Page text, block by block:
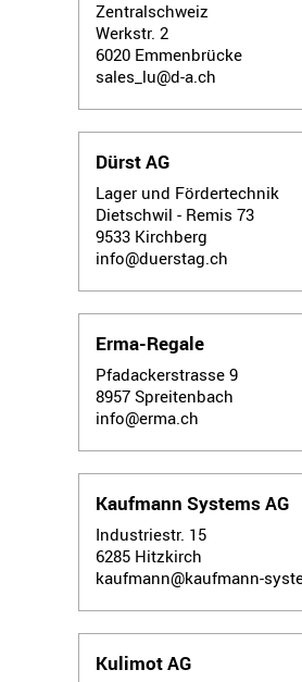
Zentralschweiz
Werkstr. 2
6020 Emmenbrücke
sales_lu@d-a.ch
Dürst AG
Lager und Fördertechnik
Dietschwil - Remis 73
9533 Kirchberg
info@duerstag.ch
Erma-Regale
Pfadackerstrasse 9
8957 Spreitenbach
info@erma.ch
Kaufmann Systems AG
Industriestr. 15
6285 Hitzkirch
kaufmann@kaufmann-
Kulimot AG